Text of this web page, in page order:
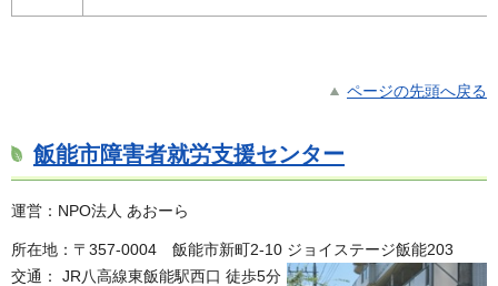
ページの先頭へ戻る
飯能市障害者就労支援センター
運営：NPO法人 あおーら
所在地：〒357-0004 飯能市新町2-10 ジョイステージ飯能203
交通： JR八高線東飯能駅西口 徒歩5分